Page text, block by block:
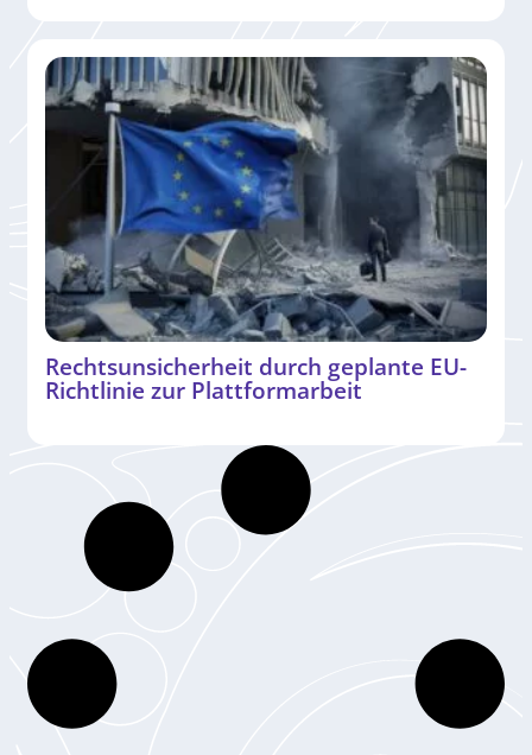
Rechtsunsicherheit durch geplante EU-
Richtlinie zur Plattformarbeit